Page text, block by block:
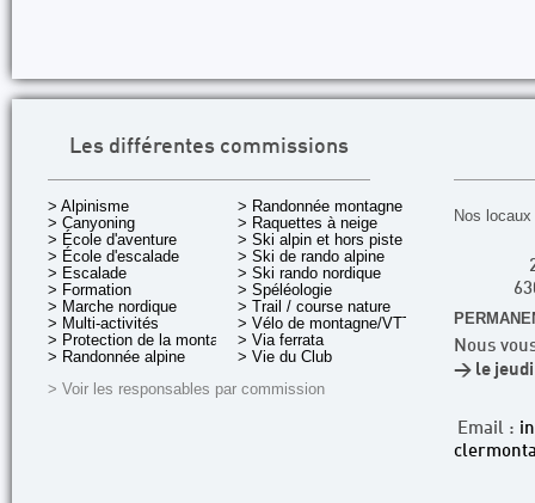
Les différentes commissions
> Alpinisme
> Canyoning
> École d'aventure
> École d'escalade
> Escalade
> Formation
> Marche nordique
> Multi-activités
> Protection de la montagne
> Randonnée alpine
> Randonnée montagne
> Raquettes à neige
> Ski alpin et hors piste
> Ski de rando alpine
> Ski rando nordique
> Spéléologie
> Trail / course nature
> Vélo de montagne/VTT
> Via ferrata
> Vie du Club
> Voir les responsables par commission
Nos
Nous
> le jeudi
Email :